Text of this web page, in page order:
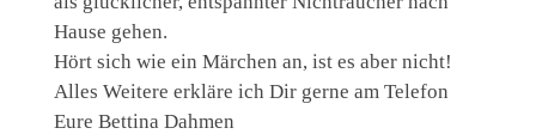
Hause gehen.
Hört sich wie ein Märchen an, ist es aber nicht!
Alles Weitere erkläre ich Dir gerne am Telefon
Eure Bettina Dahmen